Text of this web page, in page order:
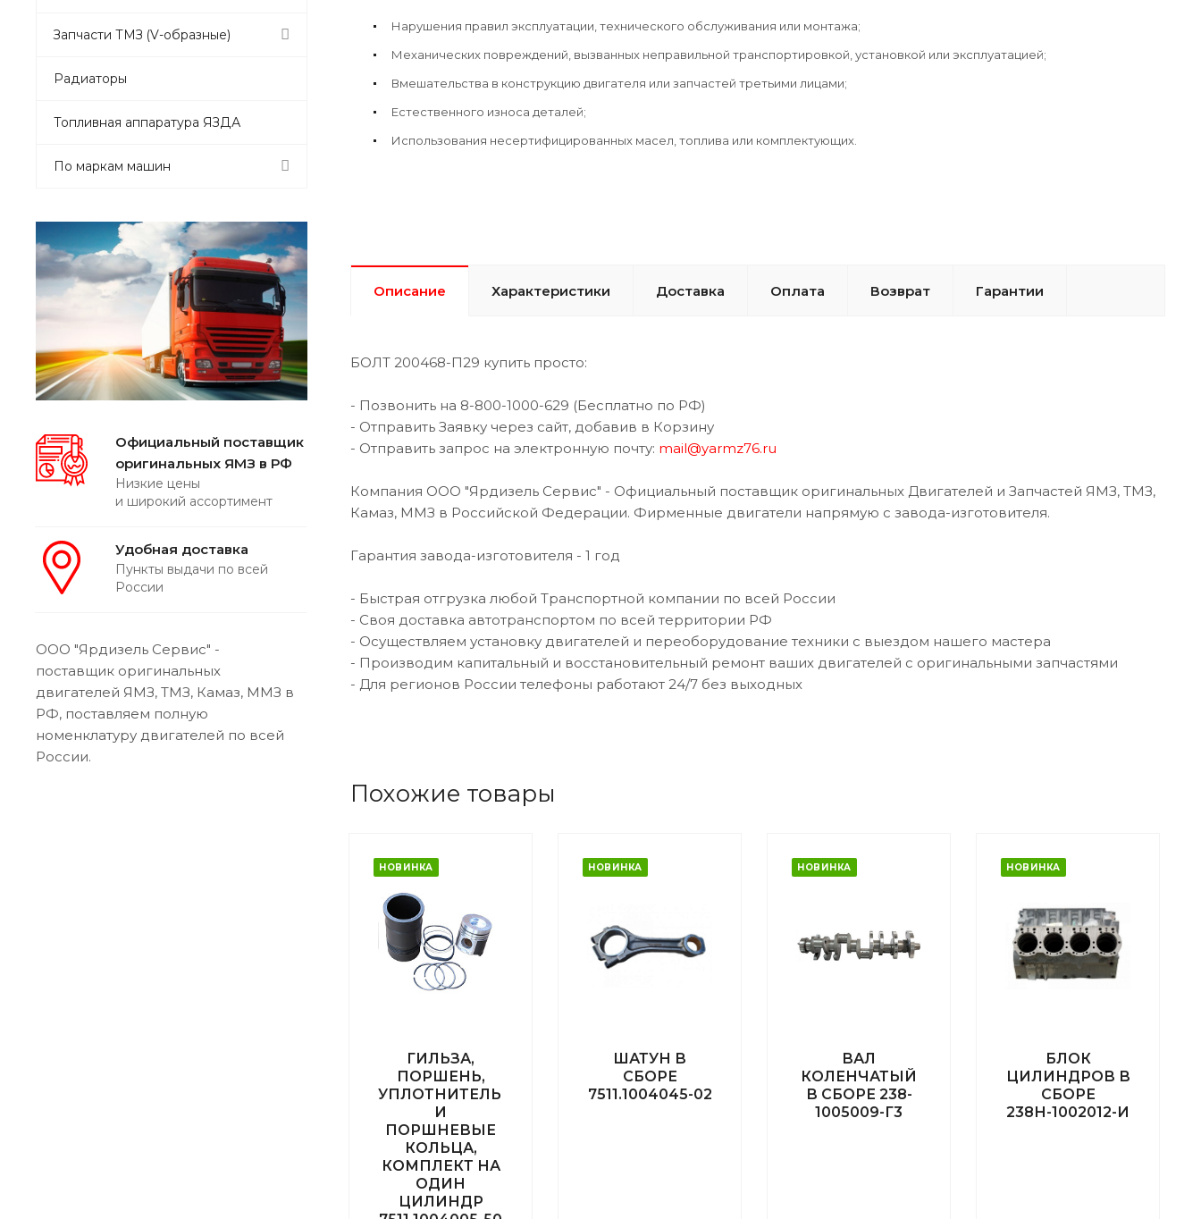
Нарушения правил эксплуатации, технического обслуживания или монтажа;
Механических повреждений, вызванных неправильной транспортировкой, установкой или эксплуатацией;
Вмешательства в конструкцию двигателя или запчастей третьими лицами;
Естественного износа деталей;
Использования несертифицированных масел, топлива или комплектующих.
Описание Характеристики Доставка Оплата Возврат Гарантии
БОЛТ 200468-П29 купить просто:
- Позвонить на 8-800-1000-629 (Бесплатно по РФ)
- Отправить Заявку через сайт, добавив в Корзину
- Отправить запрос на электронную почту: mail@yarmz76.ru
Компания ООО "Ярдизель Сервис" - Официальный поставщик оригинальных Двигателей и Запчастей ЯМЗ, ТМЗ,
Камаз, ММЗ в Российской Федерации. Фирменные двигатели напрямую с завода-изготовителя.
Гарантия завода-изготовителя - 1 год
- Быстрая отгрузка любой Транспортной компании по всей России
- Своя доставка автотранспортом по всей территории РФ
- Осуществляем установку двигателей и переоборудование техники с выездом нашего мастера
- Производим капитальный и восстановительный ремонт ваших двигателей с оригинальными запчастями
- Для регионов России телефоны работают 24/7 без выходных
Похожие товары
НОВИНКА
ГИЛЬЗА,
ПОРШЕНЬ,
УПЛОТНИТЕЛЬНЫЕ
И
ПОРШНЕВЫЕ
КОЛЬЦА,
КОМПЛЕКТ НА
ОДИН
ЦИЛИНДР
НОВИНКА
ШАТУН В
СБОРЕ
7511.1004045-02
НОВИНКА
ВАЛ
КОЛЕНЧАТЫЙ
В СБОРЕ 238-
1005009-Г3
НОВИНКА
БЛОК
ЦИЛИНДРОВ В
СБОРЕ
238Н-1002012-И
Запчасти ТМЗ (V-образные)
Радиаторы
Топливная аппаратура ЯЗДА
По маркам машин
Официальный поставщик
оригинальных ЯМЗ в РФ
Низкие цены
и широкий ассортимент
Удобная доставка
Пункты выдачи по всей
России
ООО "Ярдизель Сервис" -
поставщик оригинальных
двигателей ЯМЗ, ТМЗ, Камаз, ММЗ в
РФ, поставляем полную
номенклатуру двигателей по всей
России.